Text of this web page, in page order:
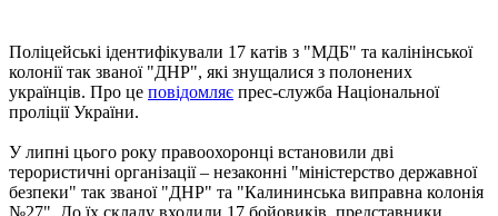
Поліцейські ідентифікували 17 катів з "МДБ" та калінінської
колонії так званої "ДНР", які знущалися з полонених
українців. Про це повідомляє прес-служба Національної
проліції України.
У липні цього року правоохоронці встановили дві
терористичні організації – незаконні "міністерство державної
безпеки" так званої "ДНР" та "Калининська виправна колонія
№27". До їх складу входили 17 бойовиків, представники